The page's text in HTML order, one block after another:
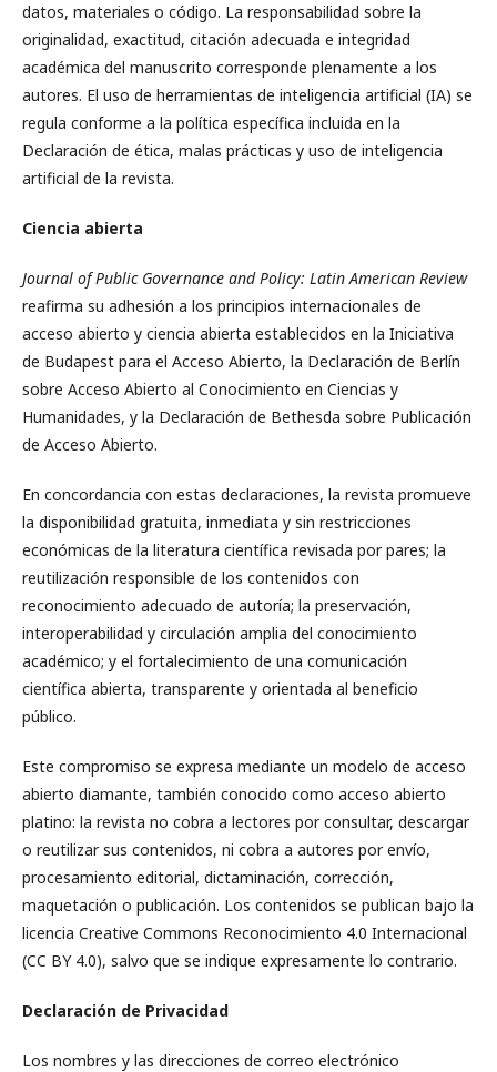
datos, materiales o código. La responsabilidad sobre la
originalidad, exactitud, citación adecuada e integridad
académica del manuscrito corresponde plenamente a los
autores. El uso de herramientas de inteligencia artificial (IA) se
regula conforme a la política específica incluida en la
Declaración de ética, malas prácticas y uso de inteligencia
artificial de la revista.
Ciencia abierta
Journal of Public Governance and Policy: Latin American Review
reafirma su adhesión a los principios internacionales de
acceso abierto y ciencia abierta establecidos en la Iniciativa
de Budapest para el Acceso Abierto, la Declaración de Berlín
sobre Acceso Abierto al Conocimiento en Ciencias y
Humanidades, y la Declaración de Bethesda sobre Publicación
de Acceso Abierto.
En concordancia con estas declaraciones, la revista promueve
la disponibilidad gratuita, inmediata y sin restricciones
económicas de la literatura científica revisada por pares; la
reutilización responsible de los contenidos con
reconocimiento adecuado de autoría; la preservación,
interoperabilidad y circulación amplia del conocimiento
académico; y el fortalecimiento de una comunicación
científica abierta, transparente y orientada al beneficio
público.
Este compromiso se expresa mediante un modelo de acceso
abierto diamante, también conocido como acceso abierto
platino: la revista no cobra a lectores por consultar, descargar
o reutilizar sus contenidos, ni cobra a autores por envío,
procesamiento editorial, dictaminación, corrección,
maquetación o publicación. Los contenidos se publican bajo la
licencia Creative Commons Reconocimiento 4.0 Internacional
(CC BY 4.0), salvo que se indique expresamente lo contrario.
Declaración de Privacidad
Los nombres y las direcciones de correo electrónico